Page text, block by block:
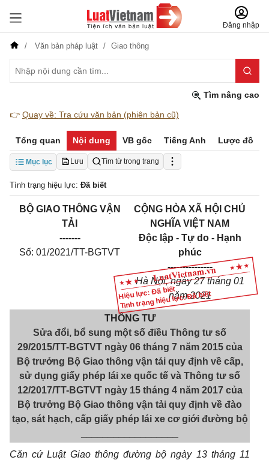
Đăng nhập
Văn bản pháp luật Giao thông
Tìm nâng cao
👉 Quay về: Tra cứu văn bản (phiên bản cũ)
Tổng quan Nội dung VB gốc Tiếng Anh Lược đồ
Mục lục Lưu Tìm từ trong trang
Tình trạng hiệu lực: Đã biết
Hiệu lực: Đã biết
Tình trạng hiệu lực: Đã biết
BỘ GIAO THÔNG VẬN
TẢI
-------
Số: 01/2021/TT-BGTVT
CỘNG HÒA XÃ HỘI CHỦ
NGHĨA VIỆT NAM
Độc lập - Tự do - Hạnh
phúc
---------------
Hà Nội, ngày27tháng 01
năm2021
THÔNG TƯ
Sửa đổi, bổ sung một số điều Thông tư số
29/2015/TT-BGTVT ngày 06 tháng 7 năm 2015 của
Bộ trưởng Bộ Giao thông vận tải quy định về cấp,
sử dụng giấy phép lái xe quốc tế và Thông tư số
12/2017/TT-BGTVT ngày 15 tháng 4 năm 2017 của
Bộ trưởng Bộ Giao thông vận tải quy định về đào
tạo, sát hạch, cấp giấy phép lái xe cơ giới đường bộ
Căn cứ Luật Giao thông đường bộ ngày 13 tháng 11